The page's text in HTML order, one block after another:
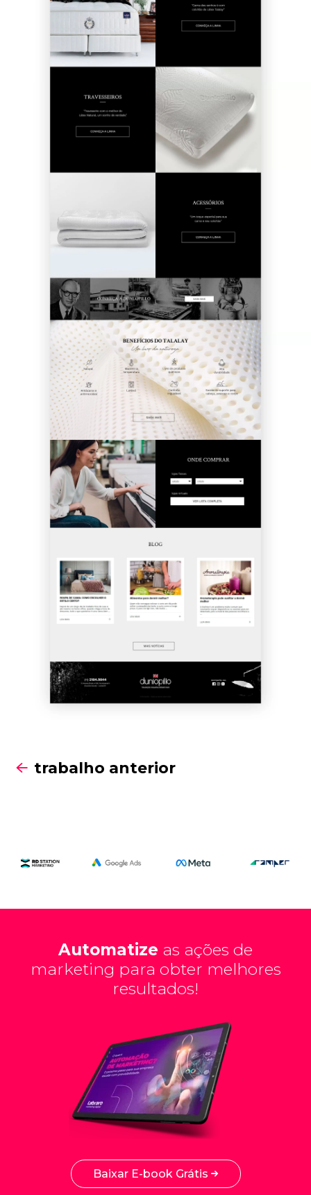
trabalho anterior
Automatize as ações de
marketing para obter melhores
resultados!
Baixar E-book Grátis